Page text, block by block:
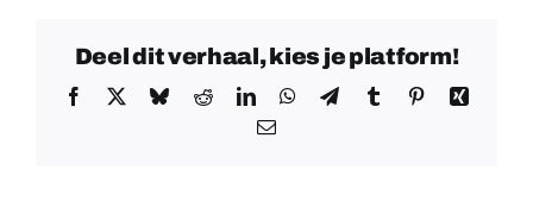
Deel dit verhaal, kies je platform!
Facebook BlueskyRedditLinkedInWhatsApp
TelegramTumblr PinterestXing
E-